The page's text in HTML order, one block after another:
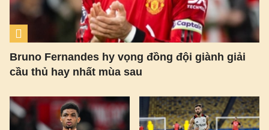
Bruno Fernandes hy vọng đồng đội giành giải
cầu thủ hay nhất mùa sau